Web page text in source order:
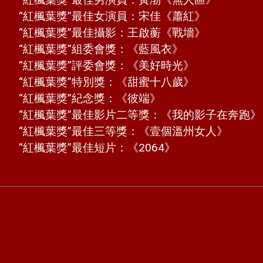
“紅楓葉獎”最佳女演員：宋佳《蕭紅》
“紅楓葉獎”最佳攝影：王啟蘅《戰墻》
“紅楓葉獎”組委會獎：《藍風衣》
“紅楓葉獎”評委會獎：《美好時光》
“紅楓葉獎”特別獎：《甜蜜十八歲》
“紅楓葉獎”紀念獎：《彼端》
“紅楓葉獎”最佳影片二等獎：《我的影子在奔跑》
“紅楓葉獎”最佳三等獎：《壹個溫州女人》
“紅楓葉獎”最佳短片：《2064》